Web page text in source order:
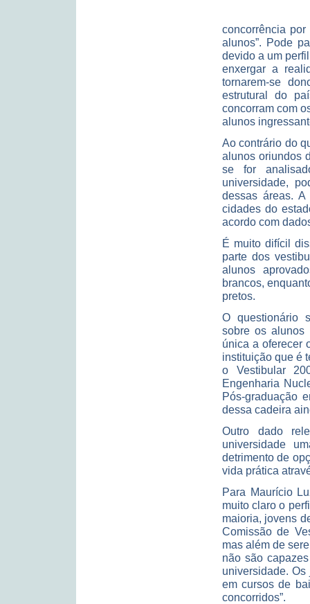
concorrência
alunos”. Pode
devido a um
enxergar a
tornarem-se
estrutural do
concorram com
alunos
Ao contrário do
alunos oriundos
se for
universidade,
dessas áreas.
cidades do
acordo com
É muito difícil
parte dos
alunos
brancos,
pretos.
O questionário
sobre os alunos
única a oferecer
instituição que é
o Vestibular
Engenharia
Pós-graduação
dessa cadeira
Outro dado
universidade
detrimento de
vida prática
Para Maurício
muito claro o
maioria, jovens
Comissão de
mas além de
não são
universidade.
em cursos de
concorridos”.